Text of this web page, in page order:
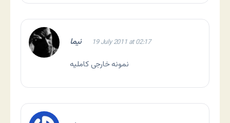
نیما 19 July 2011 at 02:17
نمونه خارجی کاملیه